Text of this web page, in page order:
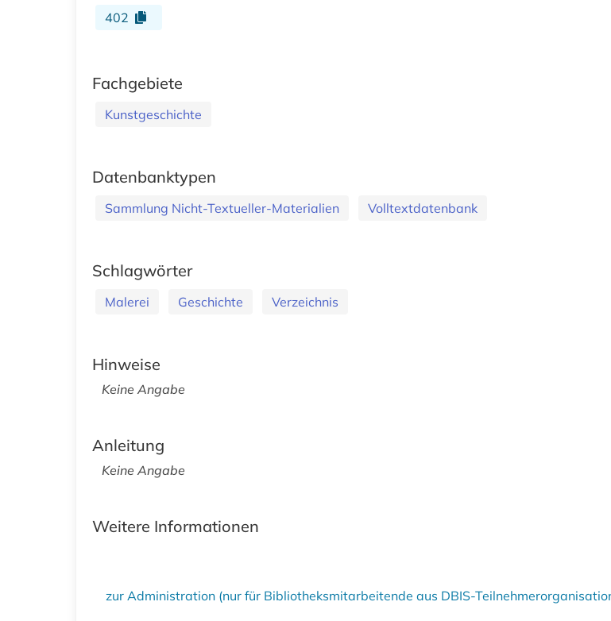
402
Fachgebiete
Kunstgeschichte
Datenbanktypen
Sammlung Nicht-Textueller-Materialien Volltextdatenbank
Schlagwörter
Malerei Geschichte Verzeichnis
Hinweise
Keine Angabe
Anleitung
Keine Angabe
Weitere Informationen
zur Administration (nur für Bibliotheksmitarbeitende aus DBIS-